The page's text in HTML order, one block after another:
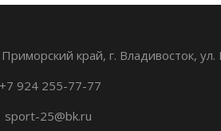
Приморский край, г. Владивосток,
+7 924 255-77-77
sport-25@bk.ru